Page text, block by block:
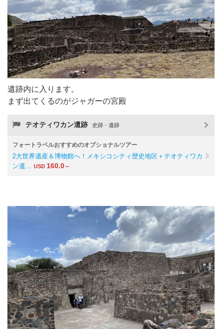
遺跡内に入ります。
まず出てくるのがジャガーの宮殿
テオティワカン遺跡 史跡・遺跡
フォートラベルおすすめのオプショナルツアー
2大世界遺産＆博物館へ！メキシコシティ歴史地区＋テオティワカ
ン遺… USD 160.0～